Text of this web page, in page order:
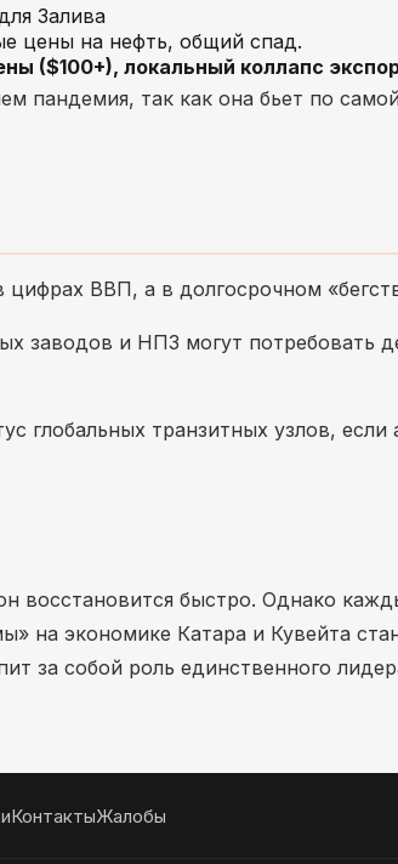
Залива
цены на нефть, общий спад.
($100+), локальный коллапс
пандемия, так как она бьет по
ВВП, а в долгосрочном
заводов и НПЗ могут потребовать
глобальных транзитных узлов, если
восстановится быстро. Однако
на экономике Катара и Кувейта
за собой роль единственного
КонтактыЖалобы